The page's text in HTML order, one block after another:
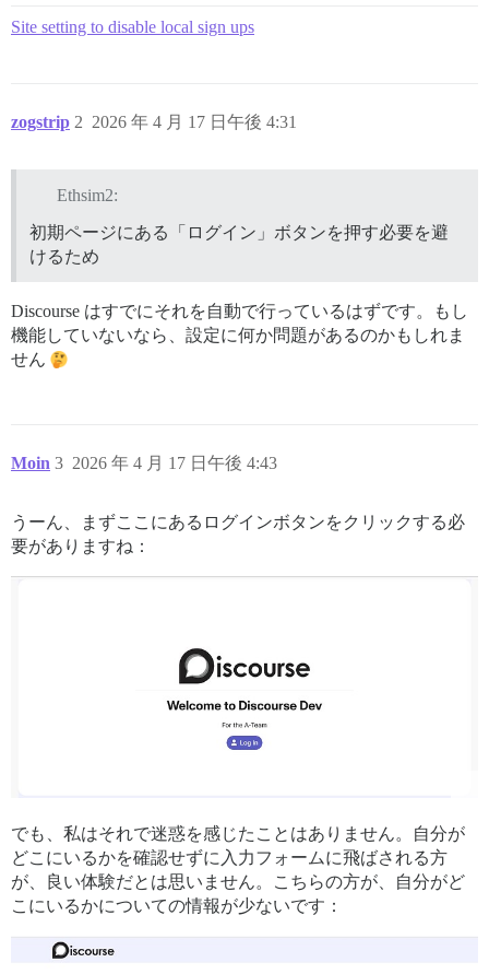
Site setting to disable local sign ups
zogstrip 2026 年 4 月 17 日午後 4:31
2
Ethsim2:
初期ページにある「ログイン」ボタンを押す必要を避
けるため
Discourse はすでにそれを自動で行っているはずです。もし
機能していないなら、設定に何か問題があるのかもしれま
せん
Moin 2026 年 4 月 17 日午後 4:43
3
うーん、まずここにあるログインボタンをクリックする必
要がありますね：
でも、私はそれで迷惑を感じたことはありません。自分が
どこにいるかを確認せずに入力フォームに飛ばされる方
が、良い体験だとは思いません。こちらの方が、自分がど
こにいるかについての情報が少ないです：